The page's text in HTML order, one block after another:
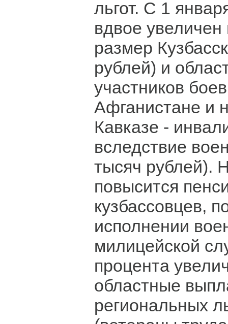
льгот. С 1
вдвое
размер
рублей) и
участников
Афганистане и
Кавказе -
вследствие
тысяч рублей).
повысится
кузбассовцев,
исполнении
милицейской
процента
областные
региональных